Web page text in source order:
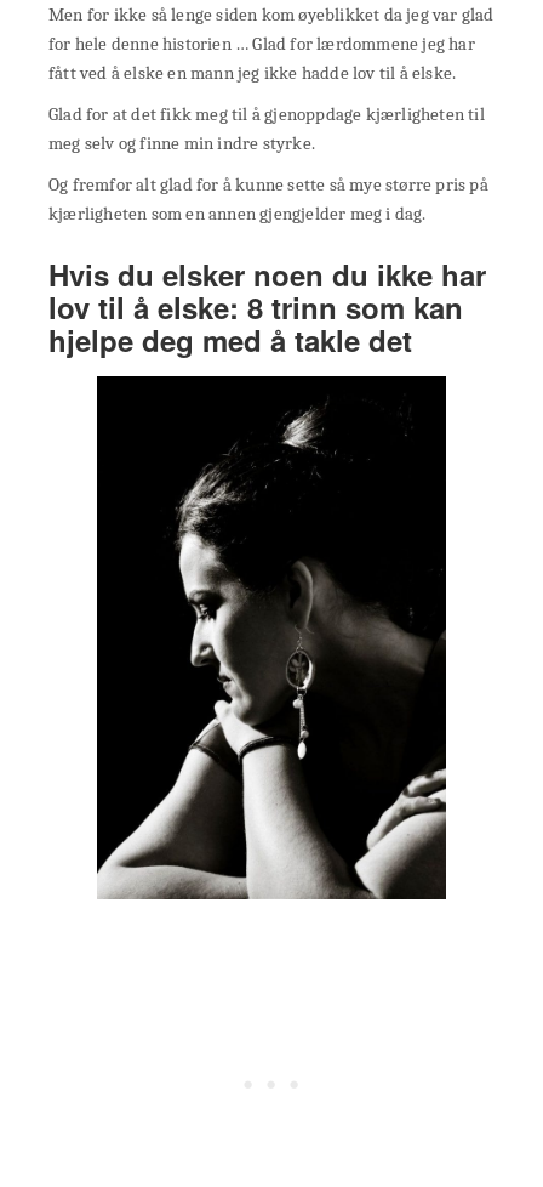
Men for ikke så lenge siden kom øyeblikket da jeg var glad
for hele denne historien … Glad for lærdommene jeg har
fått ved å elske en mann jeg ikke hadde lov til å elske.
Glad for at det fikk meg til å gjenoppdage kjærligheten til
meg selv og finne min indre styrke.
Og fremfor alt glad for å kunne sette så mye større pris på
kjærligheten som en annen gjengjelder meg i dag.
Hvis du elsker noen du ikke har
lov til å elske: 8 trinn som kan
hjelpe deg med å takle det